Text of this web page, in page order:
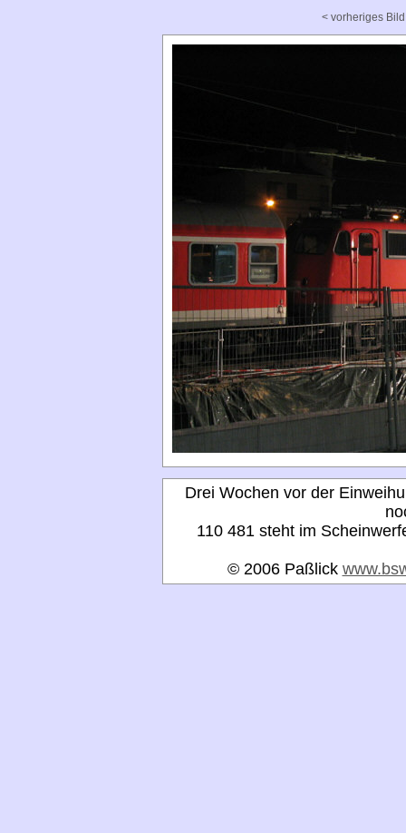
< vorheriges Bild
Drei Wochen vor der
110 481 steht im
© 2006 Paßlick